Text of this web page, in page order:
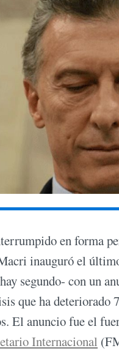
en forma
inauguró el
segundo- con un
que ha
El anuncio fue el
Internacional